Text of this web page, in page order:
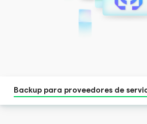
Backup para proveedores de